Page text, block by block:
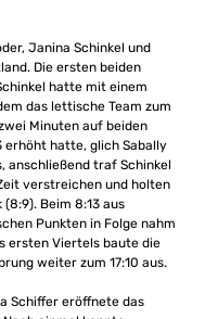
Janina Schinkel und
Die ersten beiden
hatte mit einem
das lettische Team zum
Minuten auf beiden
erhöht hatte, glich Sabally
anschließend traf Schinkel
verstreichen und holten
Beim 8:13 aus
Punkten in Folge nahm
ersten Viertels baute die
weiter zum 17:10 aus.
Schiffer eröffnete das